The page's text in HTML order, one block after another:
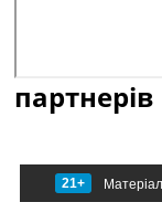
партнерів
21+